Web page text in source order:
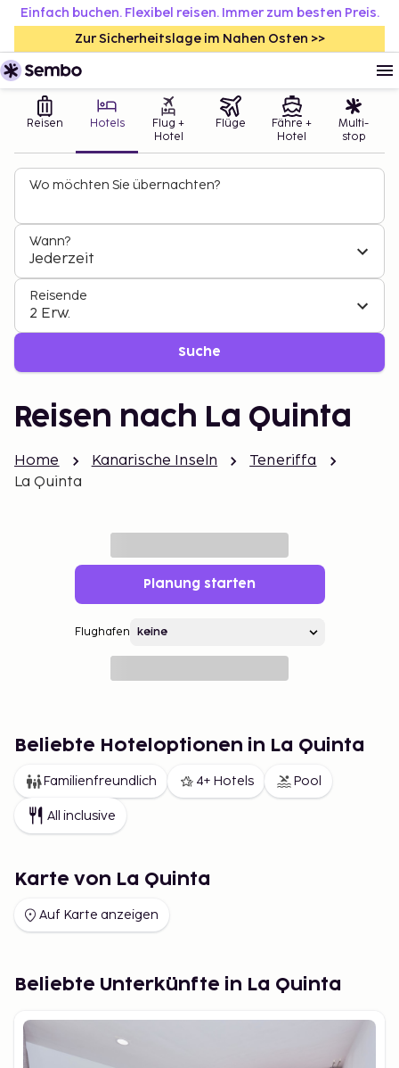
Einfach buchen. Flexibel reisen. Immer zum besten Preis.
Zur Sicherheitslage im Nahen Osten >>
Reisen Hotels
Flug +
Hotel
Flüge
Fähre +
Hotel
Multi-
stop
Wo möchten Sie übernachten?
Wann?
Jederzeit
Reisende
2 Erw.
Suche
Reisen nach La Quinta
Home Kanarische Inseln
Teneriffa
La Quinta
Planung starten
Flughafen
Beliebte Hoteloptionen in La Quinta
Familienfreundlich 4+ Hotels Pool
All inclusive
Karte von La Quinta
Auf Karte anzeigen
Beliebte Unterkünfte in La Quinta